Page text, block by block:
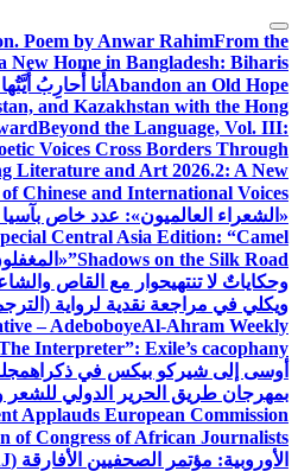
التجاوز
إلى
المحتوى
Poem by Anwar RahimFrom the
New Home in Bangladesh: Biharis
Abandon an Old Hope أَنا أُحارِبُ
and Kazakhstan with the Hong
Beyond the Language, Vol. III:
Voices Cross Borders Through
Literature and Art 2026.2: A New
Chinese and International Voices
«الشعراء العالميون»: عدد خاص
Central Asia Edition: “Camel
Shadows on the Silk Road”
وحكاياتٌ لا تنتهيحوار مع القاص
ويكلي في مراجعة نقدية لرواية
– AdeboboyeAl-Ahram Weekly
Interpreter”: Exile’s cacophany
أوسى إلى شيركو بيكس في ذكراه
بمهرجان طريق الحرير الدولي للشعر
Applauds European Commission
of Congress of African Journalists